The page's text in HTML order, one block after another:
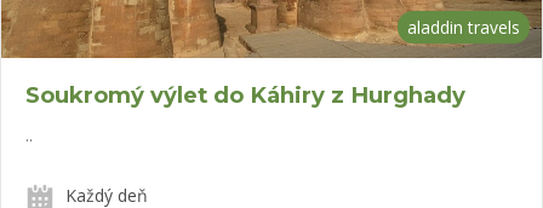
aladdin travels
Soukromý výlet do Káhiry z Hurghady
..
Každý deň